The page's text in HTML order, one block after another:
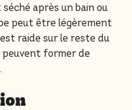
après un bain ou
peut être légèrement
raide sur le reste du
peuvent former de